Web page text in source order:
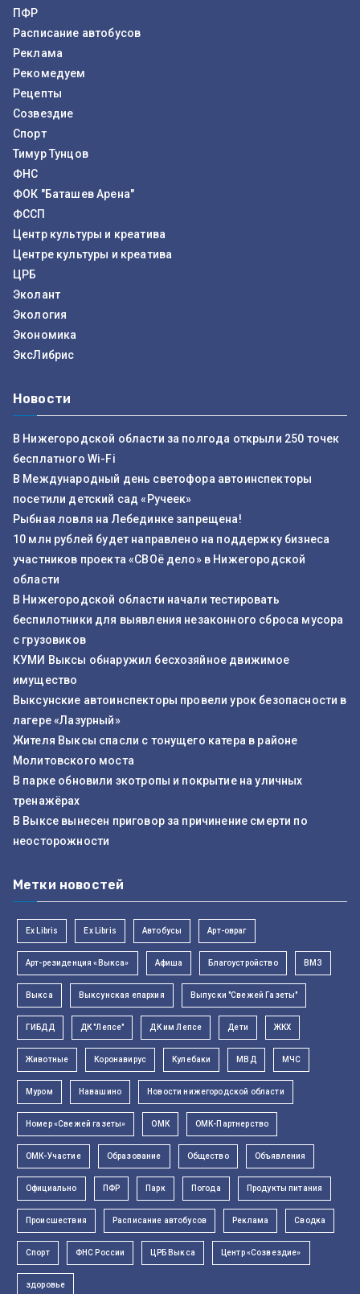
ПФР
Расписание автобусов
Реклама
Рекомедуем
Рецепты
Созвездие
Спорт
Тимур Тунцов
ФНС
ФОК "Баташев Арена"
ФССП
Центр культуры и креатива
Центре культуры и креатива
ЦРБ
Эколант
Экология
Экономика
ЭксЛибрис
Новости
В Нижегородской области за полгода открыли 250 точек
бесплатного Wi-Fi
В Международный день светофора автоинспекторы
посетили детский сад «Ручеек»
Рыбная ловля на Лебединке запрещена!
10 млн рублей будет направлено на поддержку бизнеса
участников проекта «СВОё дело» в Нижегородской
области
В Нижегородской области начали тестировать
беспилотники для выявления незаконного сброса мусора
с грузовиков
КУМИ Выксы обнаружил бесхозяйное движимое
имущество
Выксунские автоинспекторы провели урок безопасности в
лагере «Лазурный»
Жителя Выксы спасли с тонущего катера в районе
Молитовского моста
В парке обновили экотропы и покрытие на уличных
тренажёрах
В Выксе вынесен приговор за причинение смерти по
неосторожности
Метки новостей
Ex Libris Ex Libris Автобусы Арт-овраг
Арт-резиденция «Выкса» Афиша Благоустройство ВМЗ
Выкса Выксунская епархия Выпуски "Свежей Газеты"
ГИБДД ДК "Лепсе" ДК им Лепсе Дети ЖКХ
Животные Коронавирус Кулебаки МВД МЧС
Муром Навашино Новости нижегородской области
Номер «Свежей газеты» ОМК ОМК-Партнерство
ОМК-Участие Образование Общество Объявления
Официально ПФР Парк Погода Продукты питания
Происшествия Расписание автобусов Реклама Сводка
Спорт ФНС России ЦРБ Выкса Центр «Созвездие»
здоровье